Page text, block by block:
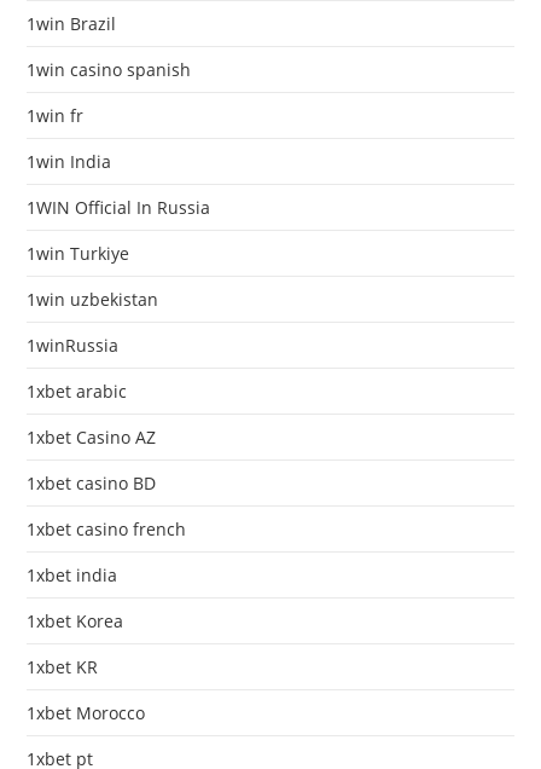
1win Brazil
1win casino spanish
1win fr
1win India
1WIN Official In Russia
1win Turkiye
1win uzbekistan
1winRussia
1xbet arabic
1xbet Casino AZ
1xbet casino BD
1xbet casino french
1xbet india
1xbet Korea
1xbet KR
1xbet Morocco
1xbet pt